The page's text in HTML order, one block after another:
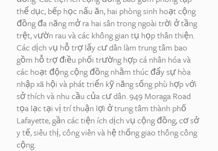
thể dục, bếp học nấu ăn, hai phòng sinh hoạt cộng
đồng đa năng mở ra hai sân trong ngoài trời ở tầng
trệt, vườn rau và các không gian tụ họp thân thiện.
Các dịch vụ hỗ trợ lấy cư dân làm trung tâm bao
gồm hỗ trợ điều phối trường hợp cá nhân hóa và
các hoạt động cộng đồng nhằm thúc đẩy sự hòa
nhập xã hội và phát triển kỹ năng sống phù hợp với
sở thích và nhu cầu của cư dân. 949 Moraga Road
tọa lạc tại vị trí thuận lợi ở trung tâm thành phố
Lafayette, gần các tiện ích dịch vụ cộng đồng, cơ sở
y tế, siêu thị, công viên và hệ thống giao thông công
cộng.